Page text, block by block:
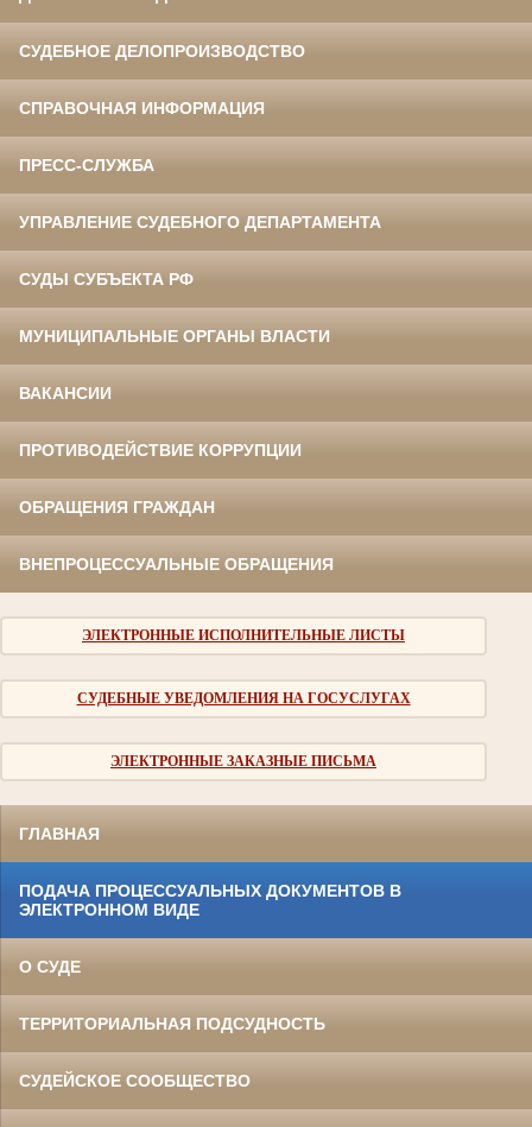
СУДЕБНОЕ ДЕЛОПРОИЗВОДСТВО
СПРАВОЧНАЯ ИНФОРМАЦИЯ
ПРЕСС-СЛУЖБА
УПРАВЛЕНИЕ СУДЕБНОГО ДЕПАРТАМЕНТА
СУДЫ СУБЪЕКТА РФ
МУНИЦИПАЛЬНЫЕ ОРГАНЫ ВЛАСТИ
ВАКАНСИИ
ПРОТИВОДЕЙСТВИЕ КОРРУПЦИИ
ОБРАЩЕНИЯ ГРАЖДАН
ВНЕПРОЦЕССУАЛЬНЫЕ ОБРАЩЕНИЯ
ЭЛЕКТРОННЫЕ ИСПОЛНИТЕЛЬНЫЕ ЛИСТЫ
СУДЕБНЫЕ УВЕДОМЛЕНИЯ НА ГОСУСЛУГАХ
ЭЛЕКТРОННЫЕ ЗАКАЗНЫЕ ПИСЬМА
ГЛАВНАЯ
ПОДАЧА ПРОЦЕССУАЛЬНЫХ ДОКУМЕНТОВ В
ЭЛЕКТРОННОМ ВИДЕ
О СУДЕ
ТЕРРИТОРИАЛЬНАЯ ПОДСУДНОСТЬ
СУДЕЙСКОЕ СООБЩЕСТВО